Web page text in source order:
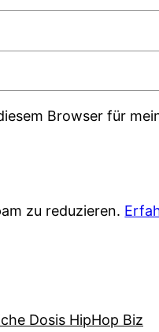
Browser für
zu reduzieren.
Dosis HipHop Biz